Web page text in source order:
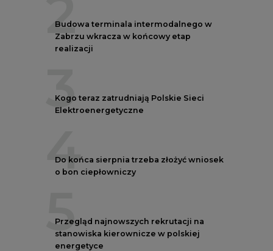
2
Budowa terminala intermodalnego w
Zabrzu wkracza w końcowy etap
realizacji
3
Kogo teraz zatrudniają Polskie Sieci
Elektroenergetyczne
4
Do końca sierpnia trzeba złożyć wniosek
o bon ciepłowniczy
5
Przegląd najnowszych rekrutacji na
stanowiska kierownicze w polskiej
energetyce